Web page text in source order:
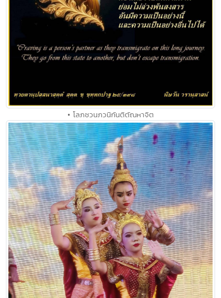
• โลภชวนภวนิกันติตัณหาจิต